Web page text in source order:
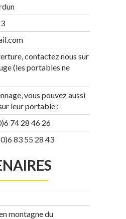
contactez nous sur
(les portables ne
vous pouvez aussi
leur portable :
74 28 46 26
83 55 28 43
montagne du